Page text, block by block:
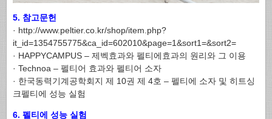
5. 참고문헌
· http://www.peltier.co.kr/shop/item.php?
it_id=1354755775&ca_id=602010&page=1&sort1=&sort2=
· HAPPYCAMPUS – 제벡효과와 펠티에효과의 원리와 그 이용
· Technoa – 펠티어 효과와 펠티어 소자
· 한국동력기계공학회지 제 10권 제 4호 – 펠티에 소자 및 히트싱
크펠티에 성능 실험
6. 펠티에 성능 실험